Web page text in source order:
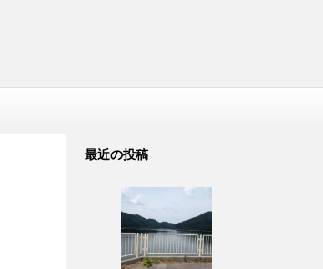
最近の投稿